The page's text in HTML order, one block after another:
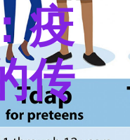
疫
传